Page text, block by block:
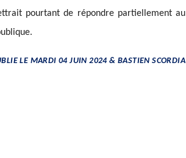
pourtant de répondre partiellement au
LE MARDI 04 JUIN 2024 & BASTIEN SCORDIA